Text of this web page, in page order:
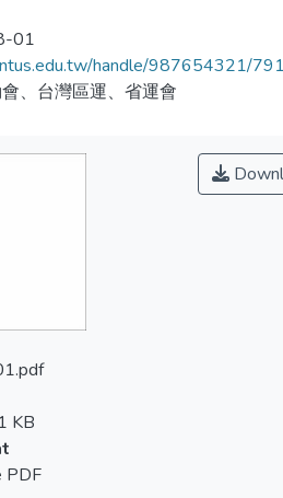
01
handle/987654321/
、台灣區運、省運會
KB
PDF